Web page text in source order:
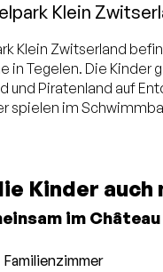
Klein
Klein Zwitserland
in Tegelen. Die Kinder
und Piratenland auf
spielen im
Kinder auch
im
Familienzimmer